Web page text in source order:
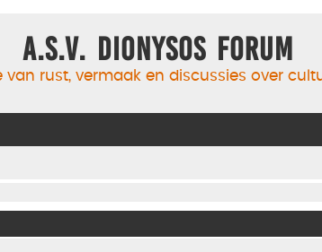
A.S.V. Dionysos Forum
van rust, vermaak en discussies over